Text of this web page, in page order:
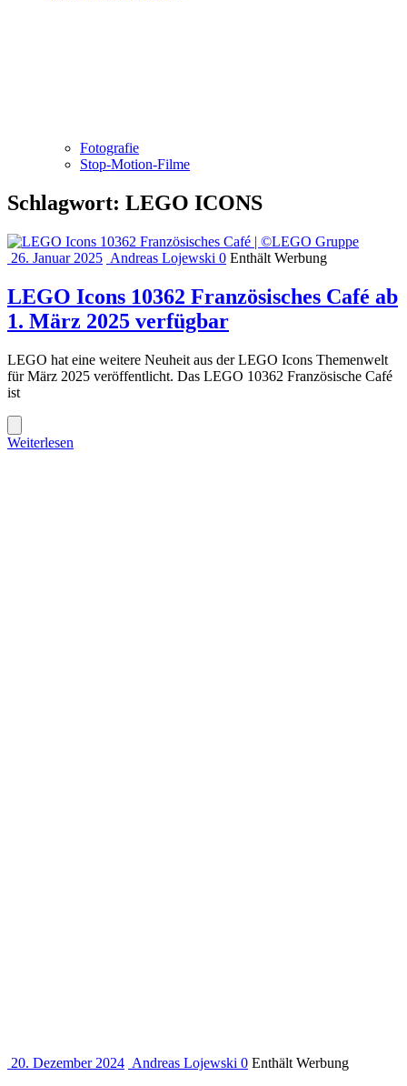
Fotografie
Stop-Motion-Filme
Schlagwort: LEGO ICONS
26. Januar 2025 Andreas Lojewski 0 Enthält Werbung
LEGO Icons 10362 Französisches Café ab
1. März 2025 verfügbar
LEGO hat eine weitere Neuheit aus der LEGO Icons Themenwelt
für März 2025 veröffentlicht. Das LEGO 10362 Französische Café
ist
Weiterlesen
20. Dezember 2024 Andreas Lojewski 0 Enthält Werbung